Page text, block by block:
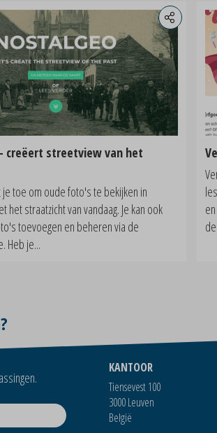
creëert streetview van het
je toe om oude foto's te bekijken in
het straatzicht van vandaag. Je kan ook
toevoegen en beheren via de
Heb je...
KANTOOR
Tiensevest 100
3000 Leuven
België